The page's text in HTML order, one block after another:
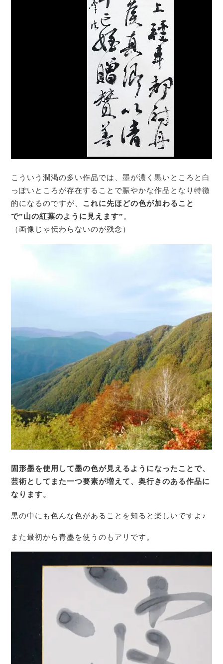
こういう潤渇の多い作品では、墨が濃く黒いところと白
っぽいところが存在することで賑やかな作品となり特徴
的になるのですが、 これに先ほどの色が加わること
で”山の紅葉のように見えます”。
（画像じゃ伝わらないのが残念）
固形墨を使用して墨の色が見えるようになったことで、
芸術としてまた一つ要素が増えて、奥行きのある作品に
なります。
黒の中にも色んな色があることを知ると楽しいですよ♪
また最初から青墨を使うのもアリです。